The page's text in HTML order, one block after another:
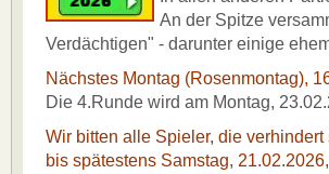
An der Spitze
Verdächtigen" - darunter einige
Nächstes Montag (Rosenmontag),
Die 4.Runde wird am Montag,
Wir bitten alle Spieler, die
bis spätestens Samstag,